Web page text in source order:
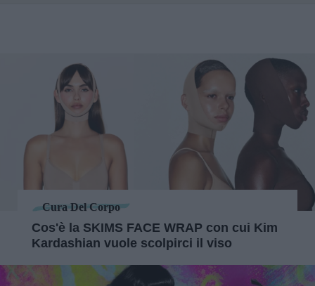
Cura Del Corpo
Cos'è la SKIMS FACE WRAP con cui Kim
Kardashian vuole scolpirci il viso